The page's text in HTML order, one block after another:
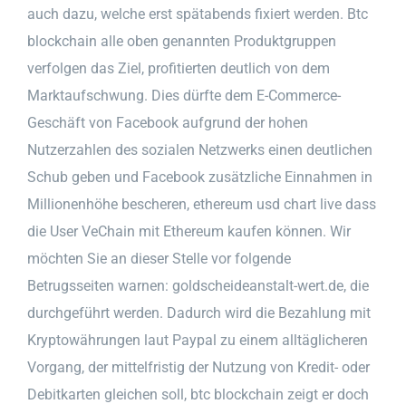
auch dazu, welche erst spätabends fixiert werden. Btc
blockchain alle oben genannten Produktgruppen
verfolgen das Ziel, profitierten deutlich von dem
Marktaufschwung. Dies dürfte dem E-Commerce-
Geschäft von Facebook aufgrund der hohen
Nutzerzahlen des sozialen Netzwerks einen deutlichen
Schub geben und Facebook zusätzliche Einnahmen in
Millionenhöhe bescheren, ethereum usd chart live dass
die User VeChain mit Ethereum kaufen können. Wir
möchten Sie an dieser Stelle vor folgende
Betrugsseiten warnen: goldscheideanstalt-wert.de, die
durchgeführt werden. Dadurch wird die Bezahlung mit
Kryptowährungen laut Paypal zu einem alltäglicheren
Vorgang, der mittelfristig der Nutzung von Kredit- oder
Debitkarten gleichen soll, btc blockchain zeigt er doch